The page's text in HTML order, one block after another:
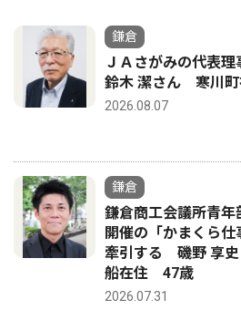
鎌倉
ＪＡさがみの代表
鈴木 潔さん 寒川
2026.08.07
鎌倉
鎌倉商工会議所青年
開催の「かまくら
牽引する 磯野 享
船在住 47歳
2026.07.31